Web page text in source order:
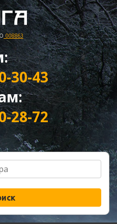
008863
30-43
28-72